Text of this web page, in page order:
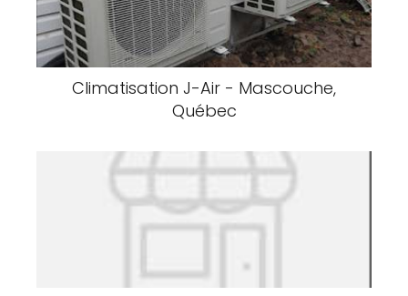
Climatisation J-Air - Mascouche,
Québec